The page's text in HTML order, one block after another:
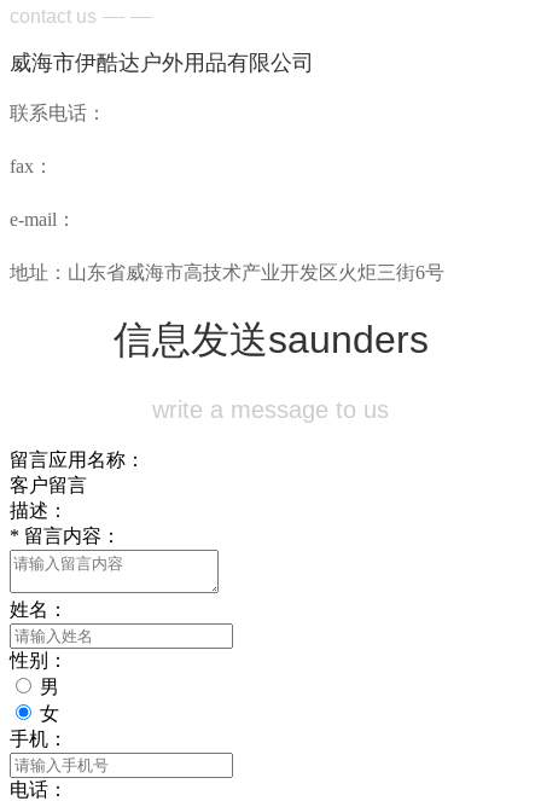
contact us — —
威海市伊酷达户外用品有限公司
联系电话：
fax：
e-mail：
地址：山东省威海市高技术产业开发区火炬三街6号
信息发送saunders
write a message to us
留言应用名称：
客户留言
描述：
* 留言内容：
姓名：
性别：
男
女
手机：
电话：